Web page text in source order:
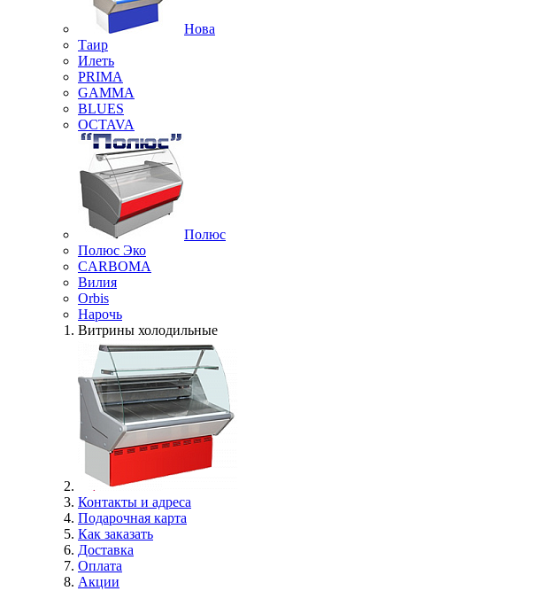
Нова
Таир
Илеть
PRIMA
GAMMA
BLUES
OCTAVA
Полюс
Полюс Эко
CARBOMA
Вилия
Orbis
Нарочь
Витрины холодильные
Контакты и адреса
Подарочная карта
Как заказать
Доставка
Оплата
Акции